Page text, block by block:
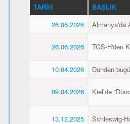
TARIH
BAŞLIK
26.06.2026
Almanya'da
26.06.2026 TGS-H'den
10.04.2026 Dünden
09.04.2026 Kiel’de
13.12.2025 Schleswig-